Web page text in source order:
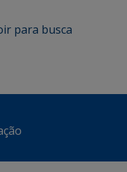
ir para busca